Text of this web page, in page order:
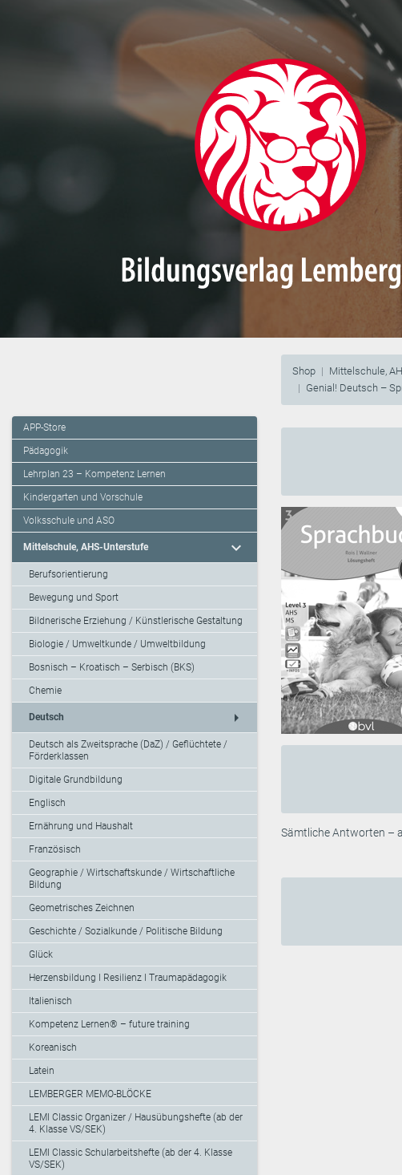
Shop Mittelschule,
Genial! Deutsch –
APP-Store
Pädagogik
Lehrplan 23 – Kompetenz Lernen
Kindergarten und Vorschule
Volksschule und ASO
Mittelschule, AHS-Unterstufe expand_more
Berufsorientierung
Bewegung und Sport
Bildnerische Erziehung / Künstlerische Gestaltung
Biologie / Umweltkunde / Umweltbildung
Bosnisch – Kroatisch – Serbisch (BKS)
Chemie
Deutsch arrow_right
Deutsch als Zweitsprache (DaZ) / Geflüchtete /
Förderklassen
Digitale Grundbildung
Englisch
Ernährung und Haushalt
Französisch
Geographie / Wirtschaftskunde / Wirtschaftliche
Bildung
Geometrisches Zeichnen
Geschichte / Sozialkunde / Politische Bildung
Glück
Herzensbildung I Resilienz I Traumapädagogik
Italienisch
Kompetenz Lernen® – future training
Koreanisch
Latein
LEMBERGER MEMO-BLÖCKE
LEMI Classic Organizer / Hausübungshefte (ab der
4. Klasse VS/SEK)
LEMI Classic Schularbeitshefte (ab der 4. Klasse
VS/SEK)
Sämtliche Antworten –